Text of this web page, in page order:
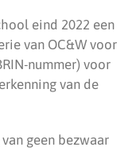
eind 2022 een
van OC&W voor
nummer) voor
van de
geen bezwaar